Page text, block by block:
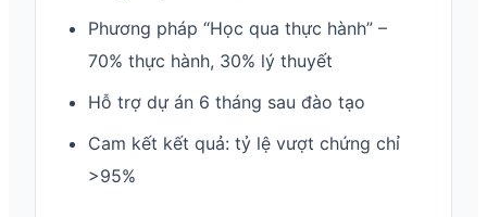
Phương pháp “Học qua thực hành” –
70% thực hành, 30% lý thuyết
Hỗ trợ dự án 6 tháng sau đào tạo
Cam kết kết quả: tỷ lệ vượt chứng chỉ
>95%